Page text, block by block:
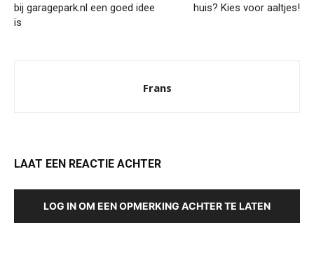
bij garagepark.nl een goed idee
is
huis? Kies voor aaltjes!
Frans
LAAT EEN REACTIE ACHTER
LOG IN OM EEN OPMERKING ACHTER TE LATEN